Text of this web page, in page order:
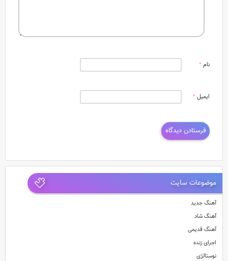
نام*
ایمیل*
موضوعات سایت
آهنگ جدید
آهنگ شاد
آهنگ قدیمی
اجرای زنده
نوستالژی